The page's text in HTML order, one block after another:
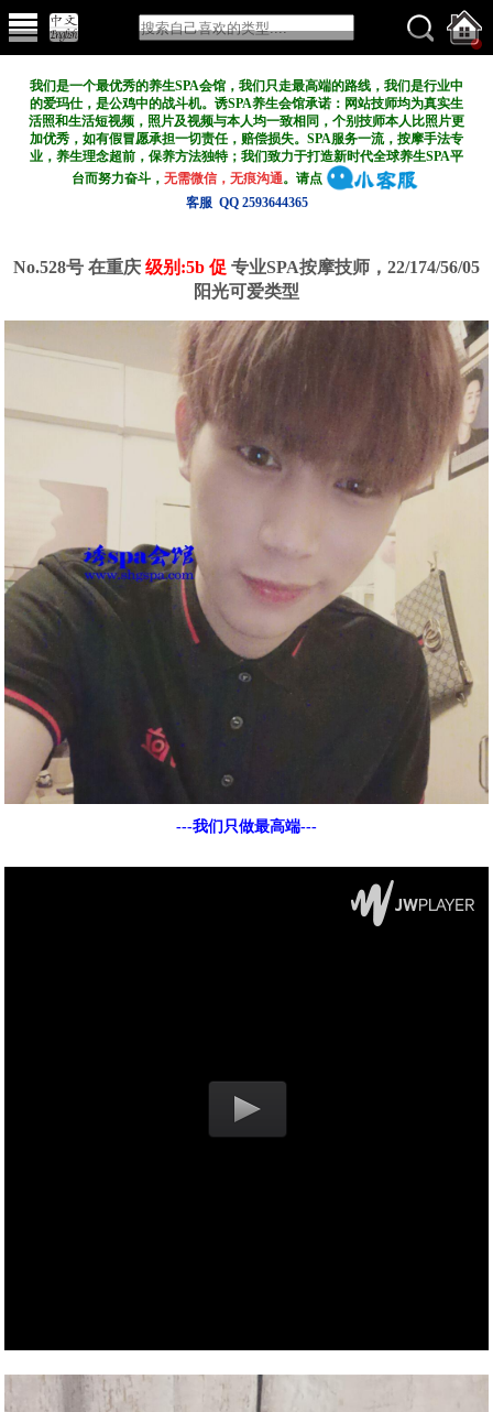
我们是一个最优秀的养生SPA会馆，我们只走最高端的路线，我们是行业中
的爱玛仕，是公鸡中的战斗机。诱SPA养生会馆承诺：网站技师均为真实生
活照和生活短视频，照片及视频与本人均一致相同，个别技师本人比照片更
加优秀，如有假冒愿承担一切责任，赔偿损失。SPA服务一流，按摩手法专
业，养生理念超前，保养方法独特；我们致力于打造新时代全球养生SPA平
台而努力奋斗，无需微信，无痕沟通。请点
客服 QQ 2593644365
No.528号 在重庆 级别:5b 促 专业SPA按摩技师，22/174/56/05
阳光可爱类型
---我们只做最高端---